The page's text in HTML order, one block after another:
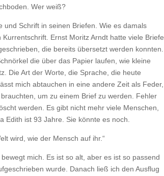
Wer weiß?
Schrift in seinen Briefen. Wie es damals
Ernst Moritz Arndt hatte viele Briefe
die bereits übersetzt werden konnten.
die über das Papier laufen, wie kleine
Die Art der Worte, die Sprache, die heute
mich abtauchen in eine andere Zeit als Feder,
um zu einem Brief zu werden. Fehler
werden. Es gibt nicht mehr viele Menschen,
Edith ist 93 Jahre. Sie könnte es noch.
wird, wie der Mensch auf ihr.“
mich. Es ist so alt, aber es ist so passend
wurde. Danach ließ ich den Ausflug